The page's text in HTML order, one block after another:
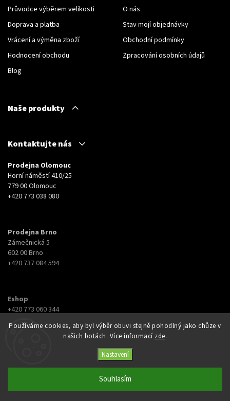
Používáme cookies, aby byl výběr obuvi stejně pohodlný jako chůze v
našich botách. Více informací zde.
Nastavení
Souhlasím
Průvodce výběrem velikosti
Doprava a platba
Vrácení a výměna zboží
Hodnocení obchodu
Blog
O nás
Stav mojí objednávky
Obchodní podmínky
Zpracování osobních údajů
Naše produkty
Kontaktujte nás
Prodejna Olomouc
Horní náměstí 410/25
779 00 Olomouc
+420 773 038 080
Prodejna Brno
Zámečnická 5
602 00 Brno
+420 737 084 594
Eshop
+420 773 060 344
eshop@botyna.cz
Botyna. Všechna práva vyhrazena.